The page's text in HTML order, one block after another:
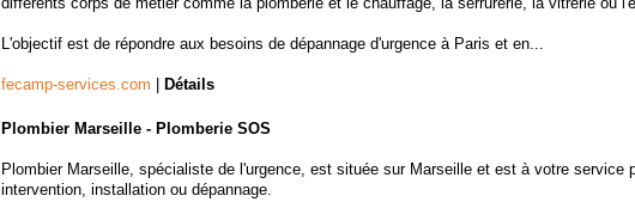
L'objectif est de répondre aux besoins de dépannage d'urgence à Paris et en...
fecamp-services.com Détails
Plombier Marseille - Plomberie SOS
Plombier Marseille, spécialiste de l'urgence, est située sur Marseille et est à votre service
intervention, installation ou dépannage.